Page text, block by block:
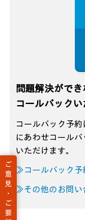
ご
意
見
・
ご
要
問題解決がで
コールバック
コールバック予
にあわせコール
いただけます。
≫コールバック予
≫その他のお問い